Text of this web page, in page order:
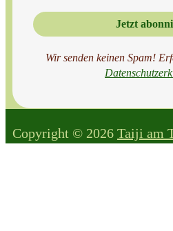
Wir senden keinen Spam!
Datenschutzer
Copyright © 2026 Taiji am